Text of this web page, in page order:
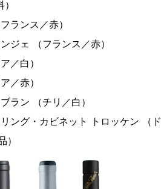
ランス／赤）
ェ （フランス／赤）
白）
赤）
ン （チリ／白）
・カビネット トロッケン （ド